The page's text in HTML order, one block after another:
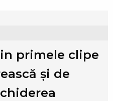
primele clipe
şi de